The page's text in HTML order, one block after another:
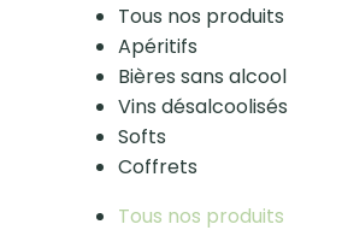
Tous nos produits
Apéritifs
Bières sans alcool
Vins désalcoolisés
Softs
Coffrets
Tous nos produits